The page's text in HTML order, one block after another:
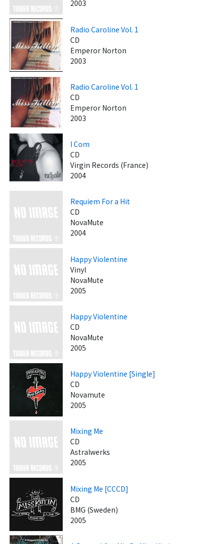
2003
Radio Caroline Vol. 1
CD
Emperor Norton
2003
Radio Caroline Vol. 1
CD
Emperor Norton
2003
I Com
CD
Virgin Records (France)
2004
Requiem For a Hit
CD
NovaMute
2004
Happy Violentine
Vinyl
NovaMute
2005
Happy Violentine
CD
NovaMute
2005
Happy Violentine [Single]
CD
Novamute
2005
Mixing Me
CD
Astralwerks
2005
Mixing Me [CCCD]
CD
BMG (Sweden)
2005